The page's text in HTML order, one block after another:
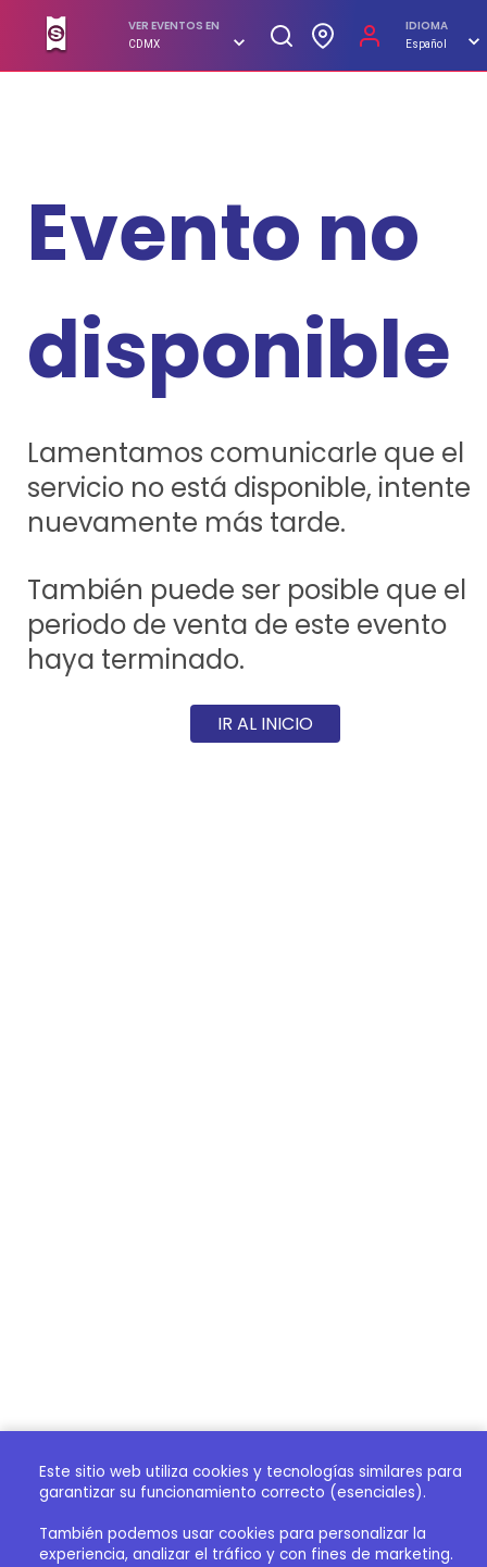
Este sitio web utiliza cookies y tecnologías similares para
garantizar su funcionamiento correcto (esenciales).
También podemos usar cookies para personalizar la
experiencia, analizar el tráfico y con fines de marketing.
VER EVENTOS EN
CDMX
IDIOMA
Español
Evento no
disponible
Lamentamos comunicarle que el
servicio no está disponible, intente
nuevamente más tarde.
También puede ser posible que el
periodo de venta de este evento
haya terminado.
IR AL INICIO
SUPERBOLETOS. No hagas filas, compra en línea